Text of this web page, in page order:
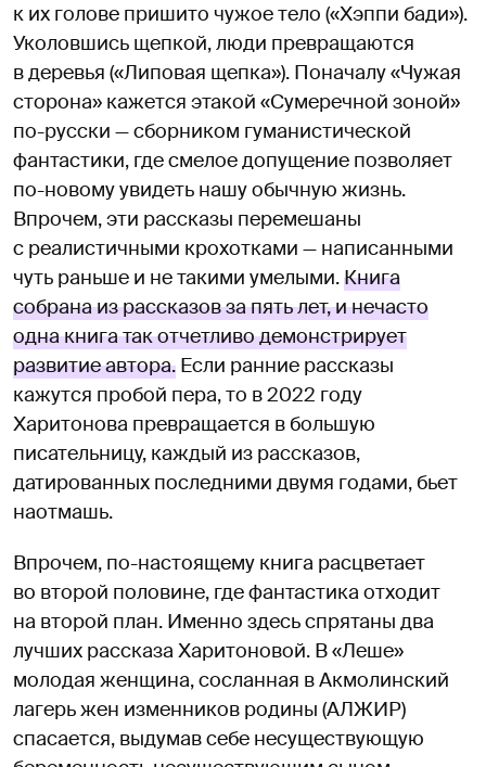
к их голове пришито чужое тело («Хэппи бади»).
Уколовшись щепкой, люди превращаются
в деревья («Липовая щепка»). Поначалу «Чужая
сторона» кажется этакой «Сумеречной зоной»
по-русски — сборником гуманистической
фантастики, где смелое допущение позволяет
по-новому увидеть нашу обычную жизнь.
Впрочем, эти рассказы перемешаны
с реалистичными крохотками — написанными
чуть раньше и не такими умелыми.Книга
собрана из рассказов за пять лет, и нечасто
одна книга так отчетливо демонстрирует
развитие автора. Если ранние рассказы
кажутся пробой пера, то в 2022 году
Харитонова превращается в большую
писательницу, каждый из рассказов,
датированных последними двумя годами, бьет
наотмашь.
Впрочем, по-настоящему книга расцветает
во второй половине, где фантастика отходит
на второй план. Именно здесь спрятаны два
лучших рассказа Харитоновой. В «Леше»
молодая женщина, сосланная в Акмолинский
лагерь жен изменников родины (АЛЖИР)
спасается, выдумав себе несуществующую